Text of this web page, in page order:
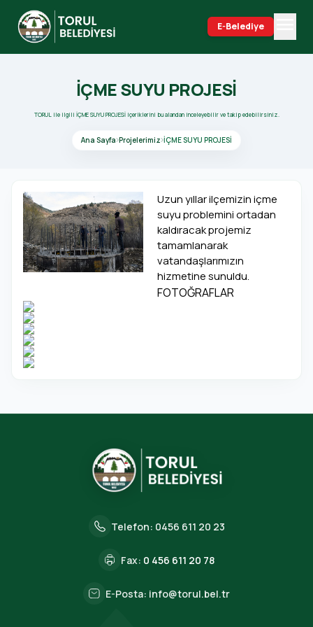
E-Belediye
İÇME SUYU PROJESİ
TORUL ile ilgili İÇME SUYU PROJESİ içeriklerini bu alandan inceleyebilir ve takip edebilirsiniz.
Ana Sayfa Projelerimiz İÇME SUYU PROJESİ
Uzun yıllar ilçemizin içme
suyu problemini ortadan
kaldıracak projemiz
tamamlanarak
vatandaşlarımızın
hizmetine sunuldu.
FOTOĞRAFLAR
Telefon: 0456 611 20 23
Fax: 0 456 611 20 78
E-Posta: info@torul.bel.tr